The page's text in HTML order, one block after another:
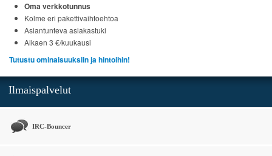
Keskustelu
Webmail
Oma verkkotunnus
Kolme eri pakettivaihtoehtoa
Asiantunteva asiakastuki
Alkaen 3 €/kuukausi
Tutustu ominaisuuksiin ja hintoihin!
Ilmaispalvelut
IRC-Bouncer